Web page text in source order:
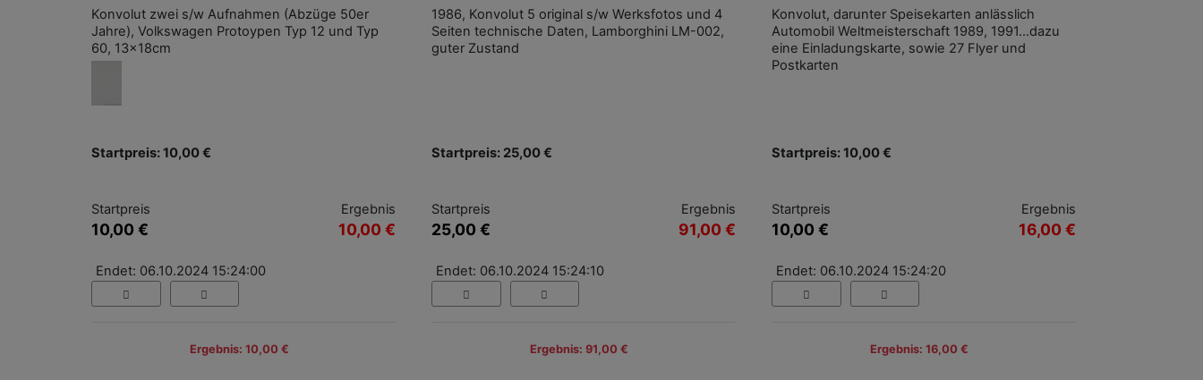
Konvolut zwei s/w Aufnahmen (Abzüge 50er
Jahre), Volkswagen Protoypen Typ 12 und Typ
60, 13x18cm
Startpreis: 10,00 €
Startpreis
10,00 €
Ergebnis
10,00 €
Endet: 06.10.2024 15:24:00
Ergebnis: 10,00 €
1986, Konvolut 5 original s/w Werksfotos und 4
Seiten technische Daten, Lamborghini LM-002,
guter Zustand
Startpreis: 25,00 €
Startpreis
25,00 €
Ergebnis
91,00 €
Endet: 06.10.2024 15:24:10
Ergebnis: 91,00 €
Konvolut, darunter Speisekarten anlässlich
Automobil Weltmeisterschaft 1989, 1991...dazu
eine Einladungskarte, sowie 27 Flyer und
Postkarten
Startpreis: 10,00 €
Startpreis
10,00 €
Ergebnis
16,00 €
Endet: 06.10.2024 15:24:20
Ergebnis: 16,00 €